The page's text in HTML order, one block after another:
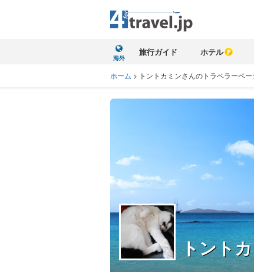
海外
旅行ガイド ホテル
ホーム > トントカミンさんのトラベラーペー
トント